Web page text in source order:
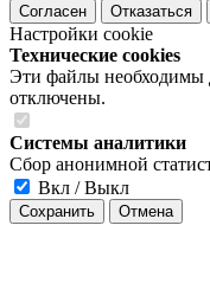
Согласен Отказаться
Настройки cookie
Технические cookies
Эти файлы необходимы
отключены.
Системы аналитики
Сбор анонимной
Вкл / Выкл
Сохранить Отмена